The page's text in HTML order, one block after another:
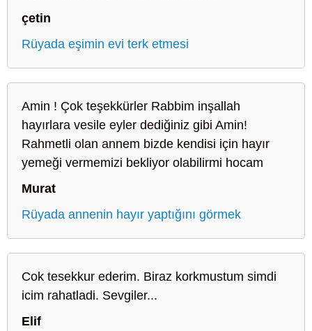
çetin
Rüyada eşimin evi terk etmesi
Amin ! Çok teşekkürler Rabbim inşallah
hayırlara vesile eyler dediğiniz gibi Amin!
Rahmetli olan annem bizde kendisi için hayır
yemeği vermemizi bekliyor olabilirmi hocam
Murat
Rüyada annenin hayır yaptığını görmek
Cok tesekkur ederim. Biraz korkmustum simdi
icim rahatladi. Sevgiler...
Elif